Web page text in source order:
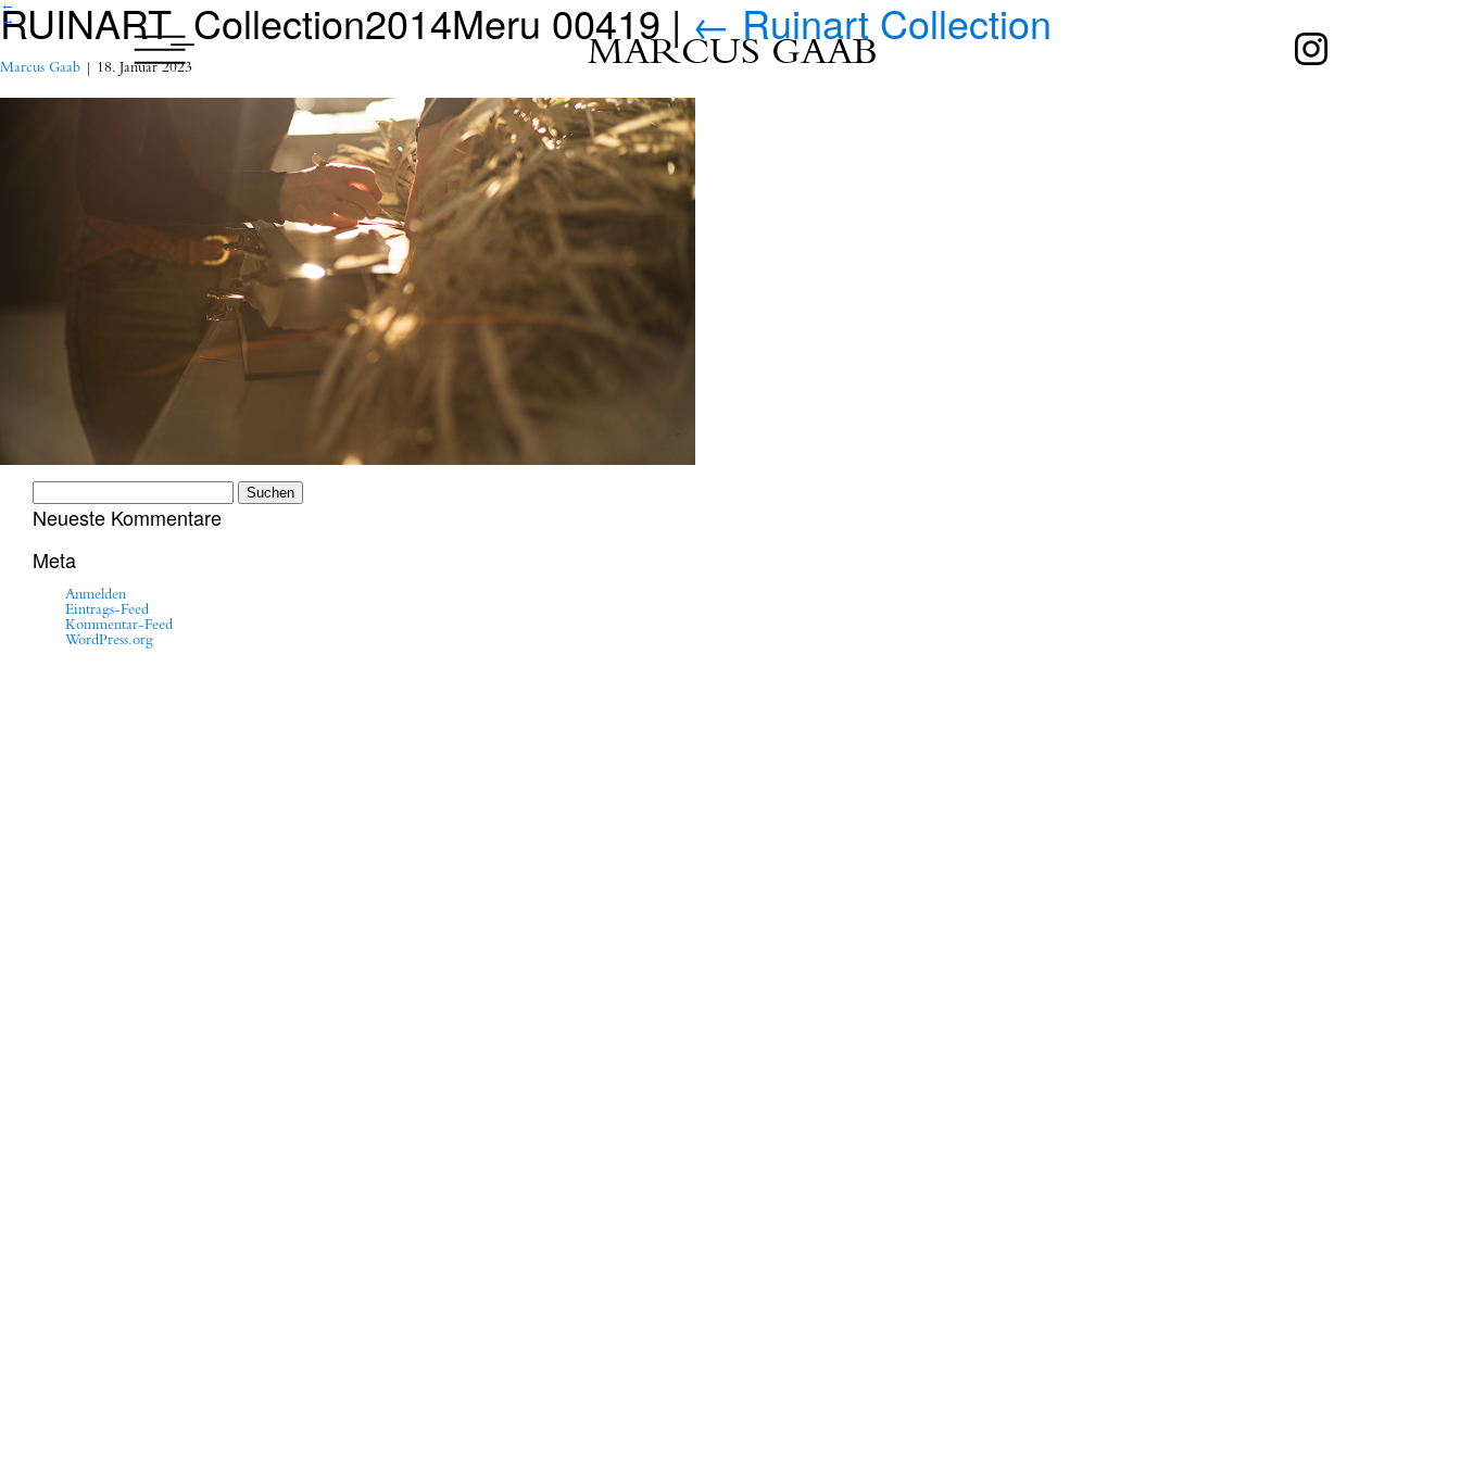
MARCUS GAAB
RUINART_Collection2014Meru 00419 | ← Ruinart Collection
Marcus Gaab 18. Januar 2023
←
→
Suchen
nach:
Neueste Kommentare
Meta
Anmelden
Eintrags-Feed
Kommentar-Feed
WordPress.org